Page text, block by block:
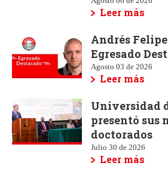
Leer más
Andrés
Egresado
Agosto 03 de 2026
Leer más
Universidad
presentó sus
doctorados
Julio 30 de 2026
Leer más